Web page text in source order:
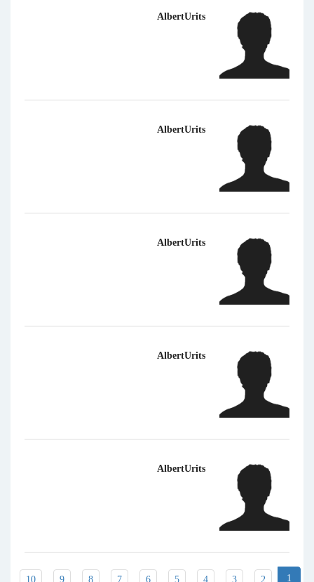
AlbertUrits
AlbertUrits
AlbertUrits
AlbertUrits
AlbertUrits
1
2
3
4
5
6
7
8
9
10